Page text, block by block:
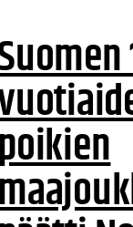
poikien